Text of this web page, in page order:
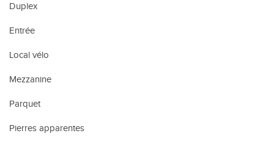
Duplex
Entrée
Local vélo
Mezzanine
Parquet
Pierres apparentes